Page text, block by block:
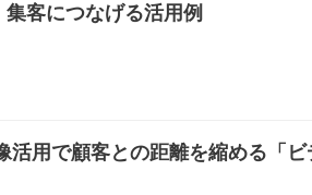
客につなげる活用例
用で顧客との距離を縮める「ビ